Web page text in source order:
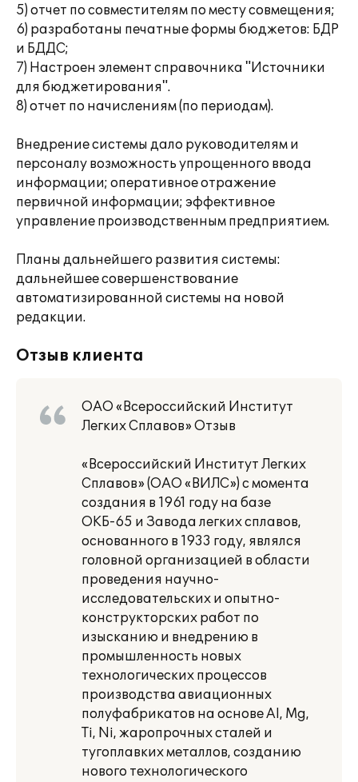
5) отчет по совместителям по месту совмещения;
6) разработаны печатные формы бюджетов: БДР
и БДДС;
7) Настроен элемент справочника "Источники
для бюджетирования".
8) отчет по начислениям (по периодам).
Внедрение системы дало руководителям и
персоналу возможность упрощенного ввода
информации; оперативное отражение
первичной информации; эффективное
управление производственным предприятием.
Планы дальнейшего развития системы:
дальнейшее совершенствование
автоматизированной системы на новой
редакции.
Отзыв клиента
ОАО «Всероссийский Институт
Легких Сплавов» Отзыв
«Всероссийский Институт Легких
Сплавов» (ОАО «ВИЛС») с момента
создания в 1961 году на базе
ОКБ-65 и Завода легких сплавов,
основанного в 1933 году, являлся
головной организацией в области
проведения научно-
исследовательских и опытно-
конструкторских работ по
изысканию и внедрению в
промышленность новых
технологических процессов
производства авиационных
полуфабрикатов на основе AI, Mg,
Ti, Ni, жаропрочных сталей и
тугоплавких металлов, созданию
нового технологического